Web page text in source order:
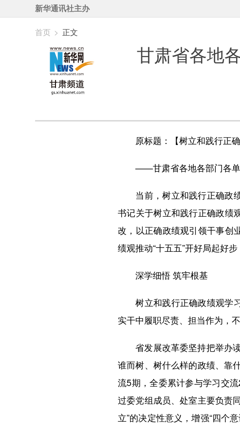
新华通讯社主办
首页 > 正文
甘肃省各地
原标题：【树立和践行正确
——甘肃省各地各部门各单
当前，树立和践行正确政绩
书记关于树立和践行正确政绩
改，以正确政绩观引领干事创
绩观推动“十五五”开好局起好
深学细悟 筑牢根基
树立和践行正确政绩观学习
实干中履职尽责、担当作为，
省发展改革委坚持把举办读
谁而树、树什么样的政绩、靠
流5期，全委累计参与学习交
过委党组成员、处室主要负责
立”的决定性意义，增强“四个